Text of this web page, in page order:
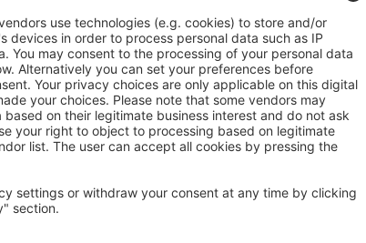
Rezervă un pachet Zbor + Hotel